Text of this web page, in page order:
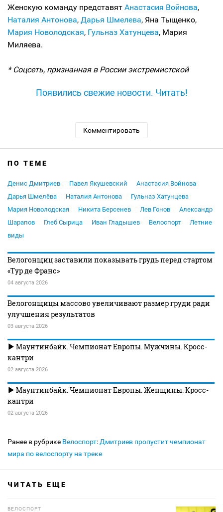
Женскую команду представят Анастасия Войнова,
Наталия Антонова, Дарья Шмелева, Яна Тыщенко,
Мария Новолодская, Гульназ Хатунцева, Мария
Миляева.
* Соцсеть, признанная в России экстремистской
Появились свежие новости. Читать!
Комментировать
ПО ТЕМЕ
Денис Дмитриев Павел Якушевский
Анастасия Войнова
Дарья Шмелёва
Наталия Антонова
Гульназ Хатунцева
Мария Новолодская
Никита Берсенев Лев Гонов
Александр
Шарапов
Глеб Сырица Иван Гладышев Велоспорт
Летние
виды
Велогонщиц заставили показывать грудь перед стартом
«Тур де Франс»
04 августа 2026
Велогонщицы массово увеличивают размер груди ради
улучшения результатов
03 августа 2026
Маунтинбайк. Чемпионат Европы. Мужчины. Кросс-
кантри
02 августа 2026
Маунтинбайк. Чемпионат Европы. Женщины. Кросс-
кантри
02 августа 2026
Ранее в рубрике Велоспорт:Дмитриев пропустит чемпионат
мира по велоспорту на треке
ЧИТАТЬ ЕЩЕ
ВЕЛОСПОРТ